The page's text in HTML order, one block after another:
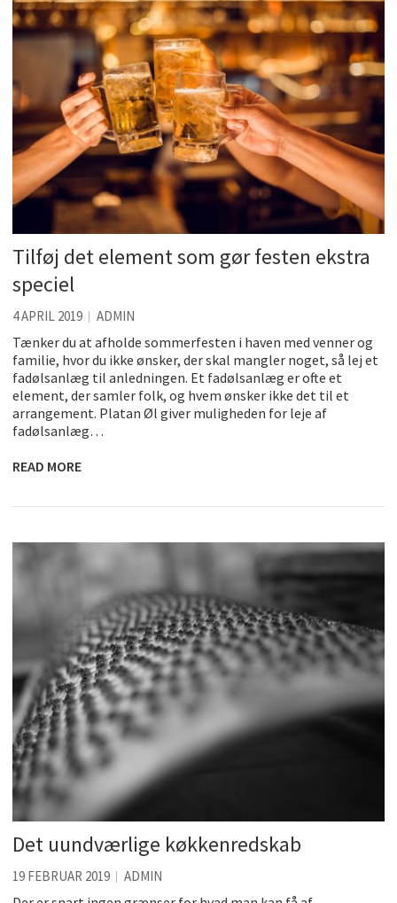
Tilføj det element som gør festen ekstra
speciel
4 APRIL 2019 ADMIN
Tænker du at afholde sommerfesten i haven med venner og
familie, hvor du ikke ønsker, der skal mangler noget, så lej et
fadølsanlæg til anledningen. Et fadølsanlæg er ofte et
element, der samler folk, og hvem ønsker ikke det til et
arrangement. Platan Øl giver muligheden for leje af
fadølsanlæg…
READ MORE
Det uundværlige køkkenredskab
19 FEBRUAR 2019 ADMIN